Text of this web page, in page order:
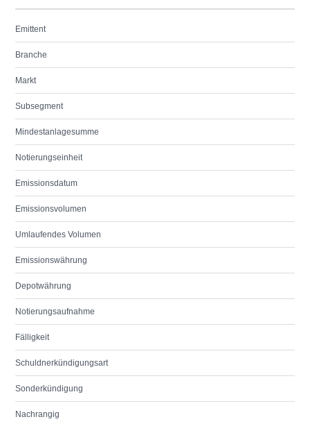
Emittent
Branche
Markt
Subsegment
Mindestanlagesumme
Notierungseinheit
Emissionsdatum
Emissionsvolumen
Umlaufendes Volumen
Emissionswährung
Depotwährung
Notierungsaufnahme
Fälligkeit
Schuldnerkündigungsart
Sonderkündigung
Nachrangig